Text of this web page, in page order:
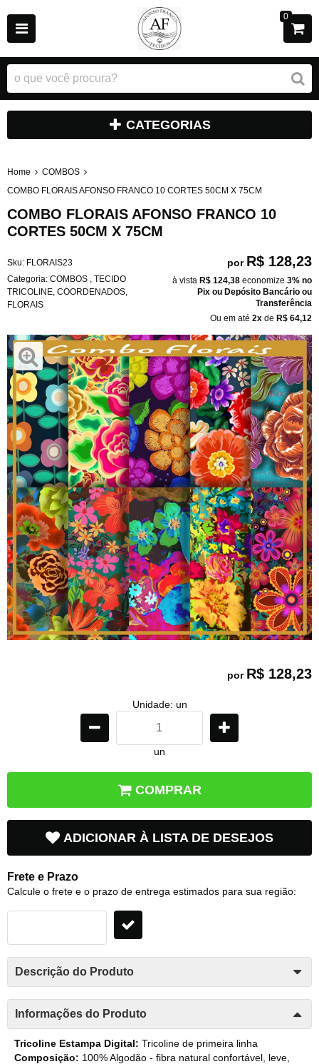
0
CATEGORIAS
Home
COMBOS
COMBO FLORAIS AFONSO FRANCO 10 CORTES 50CM X 75CM
COMBO FLORAIS AFONSO FRANCO 10
CORTES 50CM X 75CM
Sku: FLORAIS23
Categoria: COMBOS
TECIDO
TRICOLINE COORDENADOS
FLORAIS
por R$ 128,23
à vista R$ 124,38 economize 3% no
Pix ou Depósito Bancário ou
Transferência
Ou em até 2x de R$ 64,12
por R$ 128,23
Unidade: un
un
COMPRAR
ADICIONAR À LISTA DE DESEJOS
Frete e Prazo
Calcule o frete e o prazo de entrega estimados para sua região:
Descrição do Produto
Informações do Produto
Tricoline Estampa Digital: Tricoline de primeira linha
Composição: 100% Algodão - fibra natural confortável, leve,